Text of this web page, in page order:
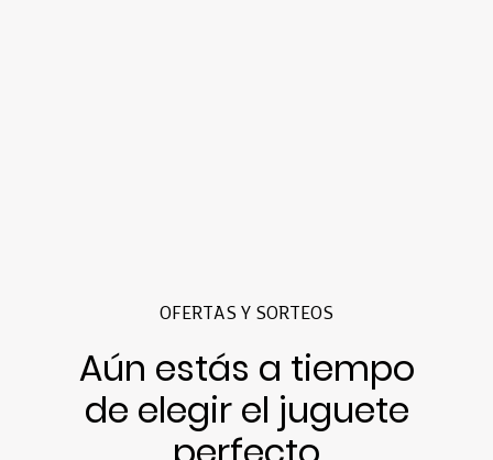
OFERTAS Y SORTEOS
Aún estás a tiempo
de elegir el juguete